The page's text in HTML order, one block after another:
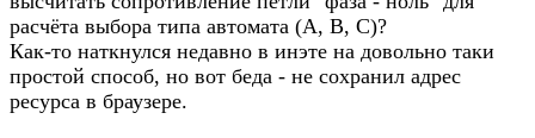
расчёта выбора типа автомата (А, В, С)?
Как-то наткнулся недавно в инэте на довольно таки
простой способ, но вот беда - не сохранил адрес
ресурса в браузере.